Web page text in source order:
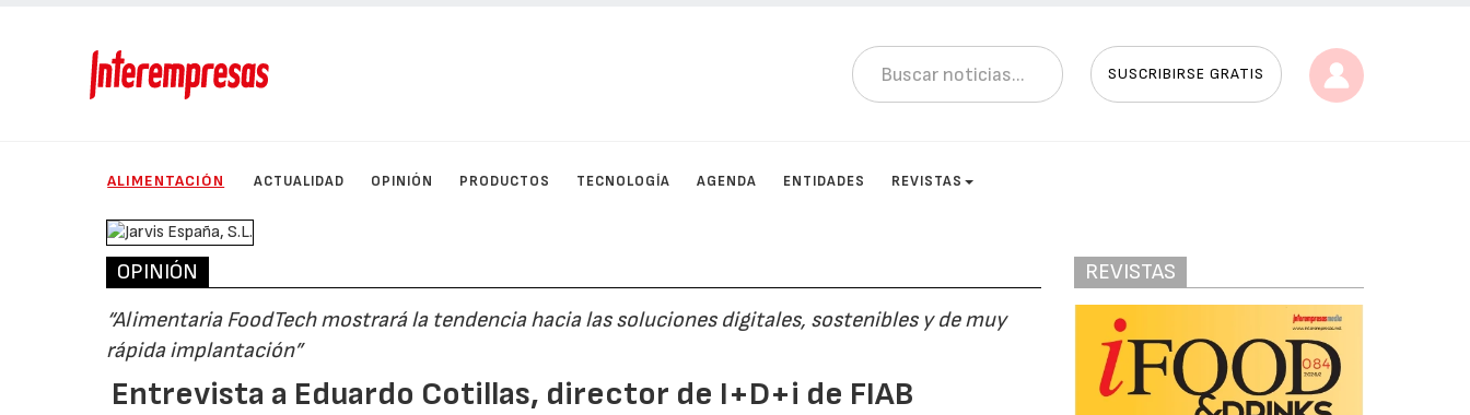
SUSCRIBIRSE GRATIS
ALIMENTACIÓN ACTUALIDAD OPINIÓN PRODUCTOS TECNOLOGÍA AGENDA ENTIDADES REVISTAS
OPINIÓN
“Alimentaria FoodTech mostrará la tendencia hacia las soluciones digitales, sostenibles y de muy
rápida implantación”
Entrevista a Eduardo Cotillas, director de I+D+i de FIAB
REVISTAS